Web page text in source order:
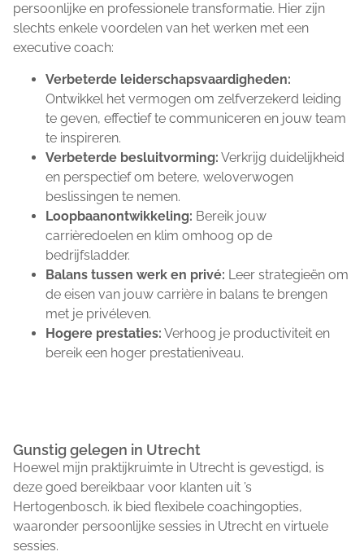
persoonlijke en professionele transformatie. Hier zijn
slechts enkele voordelen van het werken met een
executive coach:
Verbeterde leiderschapsvaardigheden:
Ontwikkel het vermogen om zelfverzekerd leiding
te geven, effectief te communiceren en jouw team
te inspireren.
Verbeterde besluitvorming: Verkrijg duidelijkheid
en perspectief om betere, weloverwogen
beslissingen te nemen.
Loopbaanontwikkeling: Bereik jouw
carrièredoelen en klim omhoog op de
bedrijfsladder.
Balans tussen werk en privé: Leer strategieën om
de eisen van jouw carrière in balans te brengen
met je privéleven.
Hogere prestaties: Verhoog je productiviteit en
bereik een hoger prestatieniveau.
Gunstig gelegen in Utrecht
Hoewel mijn praktijkruimte in Utrecht is gevestigd, is
deze goed bereikbaar voor klanten uit ’s
Hertogenbosch. ik bied flexibele coachingopties,
waaronder persoonlijke sessies in Utrecht en virtuele
sessies.